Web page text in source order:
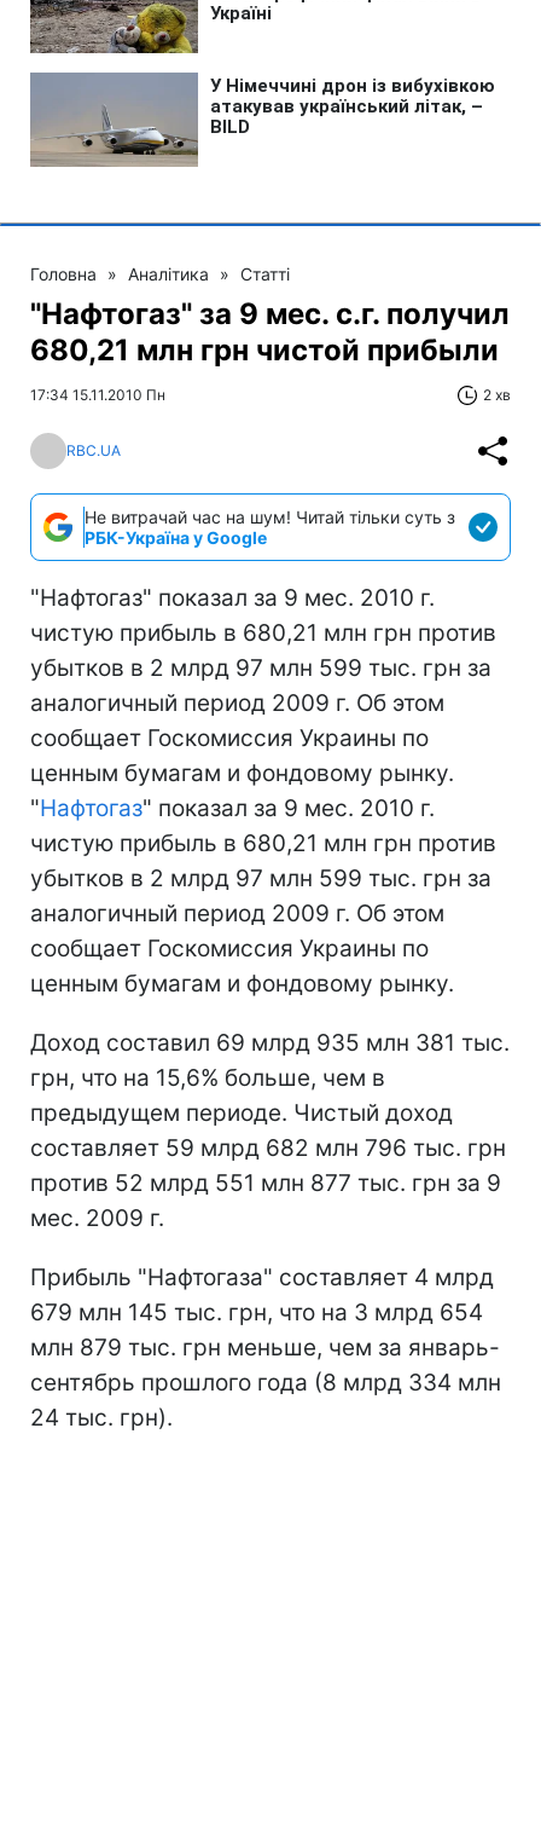
Головна » Аналітика » Статті
"Нафтогаз" за 9 мес. с.г. получил
680,21 млн грн чистой прибыли
17:34 15.11.2010 Пн 2 хв
RBC.UA
Не витрачай час на шум! Читай тільки суть з
РБК-Україна у Google
"Нафтогаз" показал за 9 мес. 2010 г.
чистую прибыль в 680,21 млн грн против
убытков в 2 млрд 97 млн 599 тыс. грн за
аналогичный период 2009 г. Об этом
сообщает Госкомиссия Украины по
ценным бумагам и фондовому рынку.
"Нафтогаз" показал за 9 мес. 2010 г.
чистую прибыль в 680,21 млн грн против
убытков в 2 млрд 97 млн 599 тыс. грн за
аналогичный период 2009 г. Об этом
сообщает Госкомиссия Украины по
ценным бумагам и фондовому рынку.
Доход составил 69 млрд 935 млн 381 тыс.
грн, что на 15,6% больше, чем в
предыдущем периоде. Чистый доход
составляет 59 млрд 682 млн 796 тыс. грн
против 52 млрд 551 млн 877 тыс. грн за 9
мес. 2009 г.
Прибыль "Нафтогаза" составляет 4 млрд
679 млн 145 тыс. грн, что на 3 млрд 654
млн 879 тыс. грн меньше, чем за январь-
сентябрь прошлого года (8 млрд 334 млн
24 тыс. грн).